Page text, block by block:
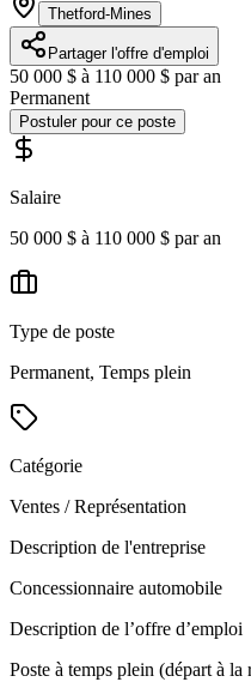
Thetford-Mines
Partager l'offre d'emploi
50 000 $ à 110 000 $ par an
Permanent
Postuler pour ce poste
Salaire
50 000 $ à 110 000 $ par an
Type de poste
Permanent, Temps plein
Catégorie
Ventes / Représentation
Description de l'entreprise
Concessionnaire automobile
Description de l’offre d’emploi
Poste à temps plein (départ à